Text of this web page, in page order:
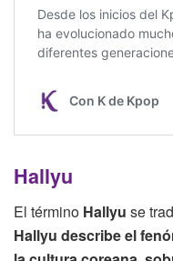
Hallyu
El término Hallyu se
Hallyu describe el